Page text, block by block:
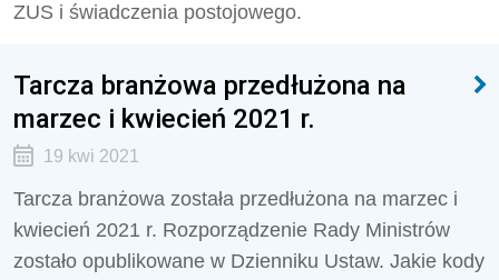
ZUS i świadczenia postojowego.
Tarcza branżowa przedłużona na
marzec i kwiecień 2021 r.
19 kwi 2021
Tarcza branżowa została przedłużona na marzec i
kwiecień 2021 r. Rozporządzenie Rady Ministrów
zostało opublikowane w Dzienniku Ustaw. Jakie kody